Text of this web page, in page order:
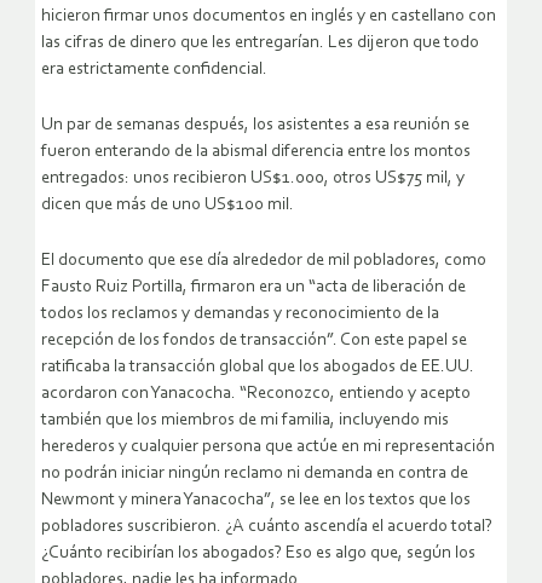
hicieron firmar unos documentos en inglés y en castellano con
las cifras de dinero que les entregarían. Les dijeron que todo
era estrictamente confidencial.
Un par de semanas después, los asistentes a esa reunión se
fueron enterando de la abismal diferencia entre los montos
entregados: unos recibieron US$1.000, otros US$75 mil, y
dicen que más de uno US$100 mil.
El documento que ese día alrededor de mil pobladores, como
Fausto Ruiz Portilla, firmaron era un “acta de liberación de
todos los reclamos y demandas y reconocimiento de la
recepción de los fondos de transacción”. Con este papel se
ratificaba la transacción global que los abogados de EE.UU.
acordaron con Yanacocha. “Reconozco, entiendo y acepto
también que los miembros de mi familia, incluyendo mis
herederos y cualquier persona que actúe en mi representación
no podrán iniciar ningún reclamo ni demanda en contra de
Newmont y minera Yanacocha”, se lee en los textos que los
pobladores suscribieron. ¿A cuánto ascendía el acuerdo total?
¿Cuánto recibirían los abogados? Eso es algo que, según los